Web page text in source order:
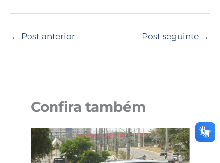
← Post anterior Post seguinte →
Confira também